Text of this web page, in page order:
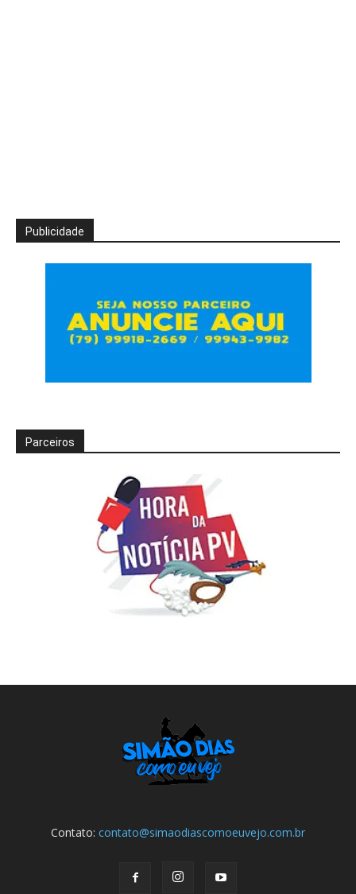
Publicidade
Parceiros
Contato: contato@simaodiascomoeuvejo.com.br